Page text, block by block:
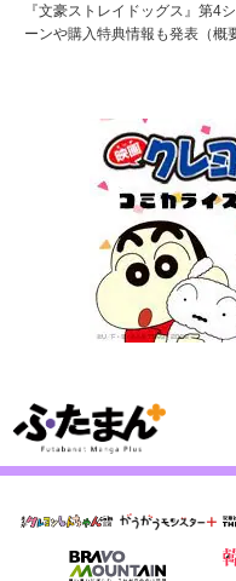
『文豪ストレイドッグス』第4
ーンや購入特典情報も発表（概